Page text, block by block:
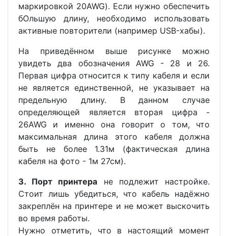
маркировкой 20AWG). Если нужно обеспечить
бОльшую длину, необходимо использовать
активные повторители (например USB-хабы).
На приведённом выше рисунке можно
увидеть два обозначения AWG - 28 и 26.
Первая цифра относится к типу кабеля и если
не является единственной, не указывает на
предельную длину. В данном случае
определяющей является вторая цифра -
26AWG и именно она говорит о том, что
максимальная длина этого кабеля должна
быть не более 1.31м (фактическая длина
кабеля на фото - 1м 27см).
3. Порт принтера не подлежит настройке.
Стоит лишь убедиться, что кабель надёжно
закреплён на принтере и не может выскочить
во время работы.
Нужно отметить, что в настоящий момент